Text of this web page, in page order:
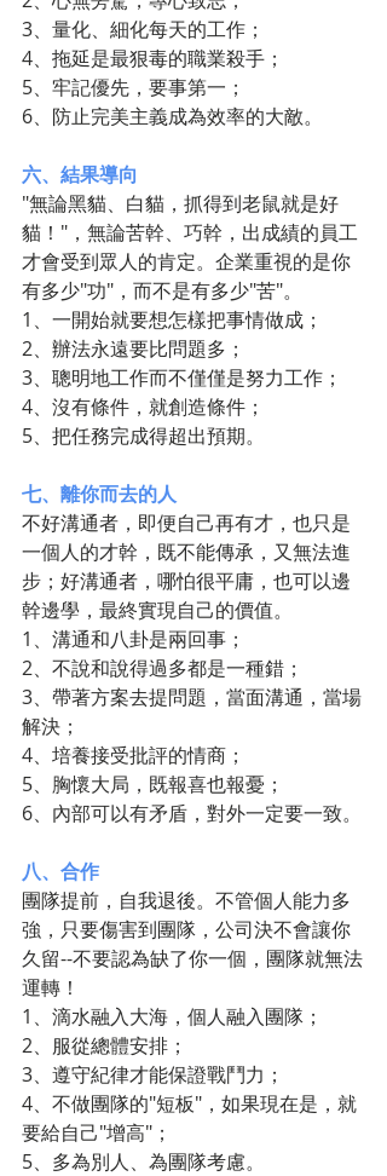
3、量化、細化每天的工作；
4、拖延是最狠毒的職業殺手；
5、牢記優先，要事第一；
6、防止完美主義成為效率的大敵。
六、結果導向
"無論黑貓、白貓，抓得到老鼠就是好
貓！"，無論苦幹、巧幹，出成績的員工
才會受到眾人的肯定。企業重視的是你
有多少"功"，而不是有多少"苦"。
1、一開始就要想怎樣把事情做成；
2、辦法永遠要比問題多；
3、聰明地工作而不僅僅是努力工作；
4、沒有條件，就創造條件；
5、把任務完成得超出預期。
七、離你而去的人
不好溝通者，即便自己再有才，也只是
一個人的才幹，既不能傳承，又無法進
步；好溝通者，哪怕很平庸，也可以邊
幹邊學，最終實現自己的價值。
1、溝通和八卦是兩回事；
2、不說和說得過多都是一種錯；
3、帶著方案去提問題，當面溝通，當場
解決；
4、培養接受批評的情商；
5、胸懷大局，既報喜也報憂；
6、內部可以有矛盾，對外一定要一致。
八、合作
團隊提前，自我退後。不管個人能力多
強，只要傷害到團隊，公司決不會讓你
久留--不要認為缺了你一個，團隊就無法
運轉！
1、滴水融入大海，個人融入團隊；
2、服從總體安排；
3、遵守紀律才能保證戰鬥力；
4、不做團隊的"短板"，如果現在是，就
要給自己"增高"；
5、多為別人、為團隊考慮。